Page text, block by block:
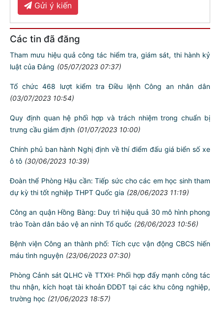
Gửi ý kiến
Các tin đã đăng
Tham mưu hiệu quả công tác hiểm tra, giám sát, thi hành kỷ
luật của Đảng (05/07/2023 07:37)
Tổ chức 468 lượt kiểm tra Điều lệnh Công an nhân dân
(03/07/2023 10:54)
Quy định quan hệ phối hợp và trách nhiệm trong chuẩn bị
trưng cầu giám định (01/07/2023 10:00)
Chính phủ ban hành Nghị định về thí điểm đấu giá biển số xe
ô tô (30/06/2023 10:39)
Đoàn thể Phòng Hậu cần: Tiếp sức cho các em học sinh tham
dự kỳ thi tốt nghiệp THPT Quốc gia (28/06/2023 11:19)
Công an quận Hồng Bàng: Duy trì hiệu quả 30 mô hình phong
trào Toàn dân bảo vệ an ninh Tổ quốc (26/06/2023 10:56)
Bệnh viện Công an thành phố: Tích cực vận động CBCS hiến
máu tình nguyện (23/06/2023 07:30)
Phòng Cảnh sát QLHC về TTXH: Phối hợp đẩy mạnh công tác
thu nhận, kích hoạt tài khoản ĐDĐT tại các khu công nghiệp,
trường học (21/06/2023 18:57)